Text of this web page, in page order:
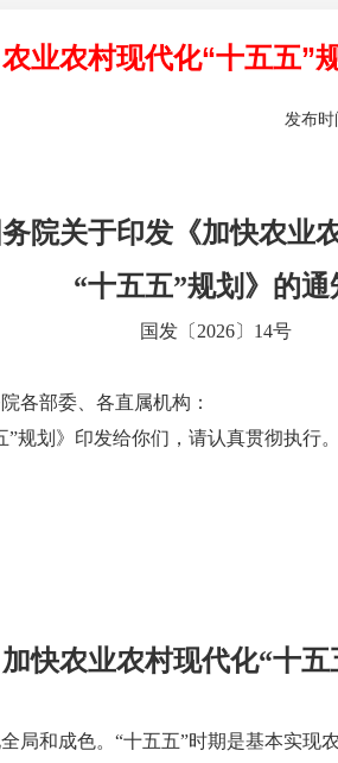
农业农村现代化“十五五”
发布
务院关于印发《加快农业
“十五五”规划》的通
国发〔2026〕14号
各部委、各直属机构：
规划》印发给你们，请认真贯彻执行。
加快农业农村现代化“十五
局和成色。“十五五”时期是基本实现